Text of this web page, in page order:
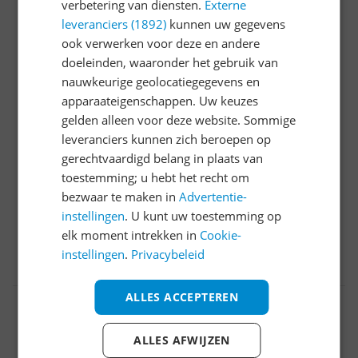
2025
Een aanrader
Reviewscore 9.0
Wij zochten een grote diepvrieskast om onze
groenten van de tuin in te bewaren , wij waren
verrast door de grote en inhoud van de kast
Pluspunten
Grote brede lade
Energie zuinig
0 reactiesReageer
Tevreden gebruiker 29-08-2025
Algemene score
verbetering van diensten. Externe
leveranciers (1892) kunnen uw gegevens
ook verwerken voor deze en andere
doeleinden, waaronder het gebruik van
nauwkeurige geolocatiegegevens en
apparaateigenschappen. Uw keuzes
gelden alleen voor deze website. Sommige
leveranciers kunnen zich beroepen op
gerechtvaardigd belang in plaats van
toestemming; u hebt het recht om
bezwaar te maken inAdvertentie-
instellingen. U kunt uw toestemming op
elk moment intrekken in Cookie-
instellingen. Privacybeleid
ALLES ACCEPTEREN
ALLES AFWIJZEN